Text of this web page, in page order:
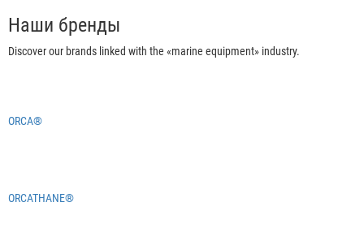
Наши бренды
Discover our brands linked with the «marine equipment» industry.
ORCA®
ORCATHANE®